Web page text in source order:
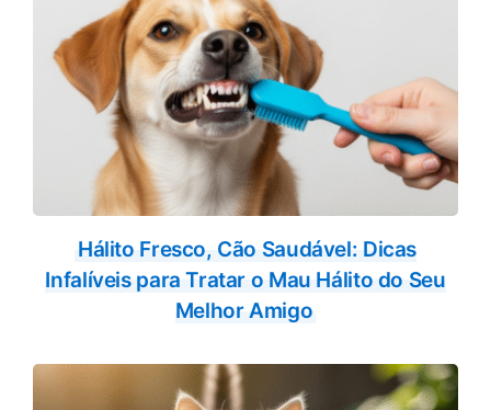
Hálito Fresco, Cão Saudável: Dicas
Infalíveis para Tratar o Mau Hálito do Seu
Melhor Amigo